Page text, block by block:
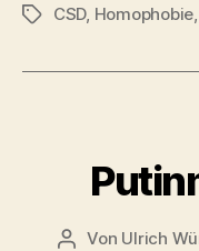
Schlagwörter
CSD, Homophobie
Beitragsautor
Von Ulrich